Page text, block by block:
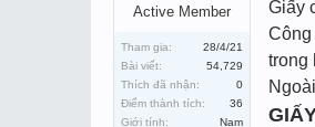
Active Member
Tham gia:
28/4/21
Bài viết:
54,729
Thích đã nhận:
0
Điểm thành tích:
36
Giới tính:
Nam
Giấy
Công
trong